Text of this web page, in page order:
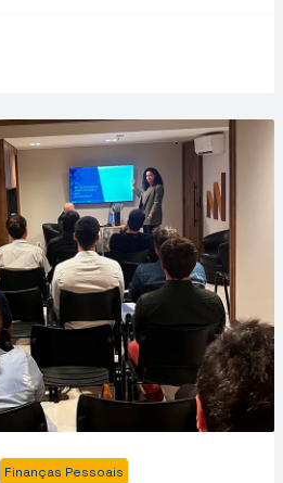
Finanças Pessoais